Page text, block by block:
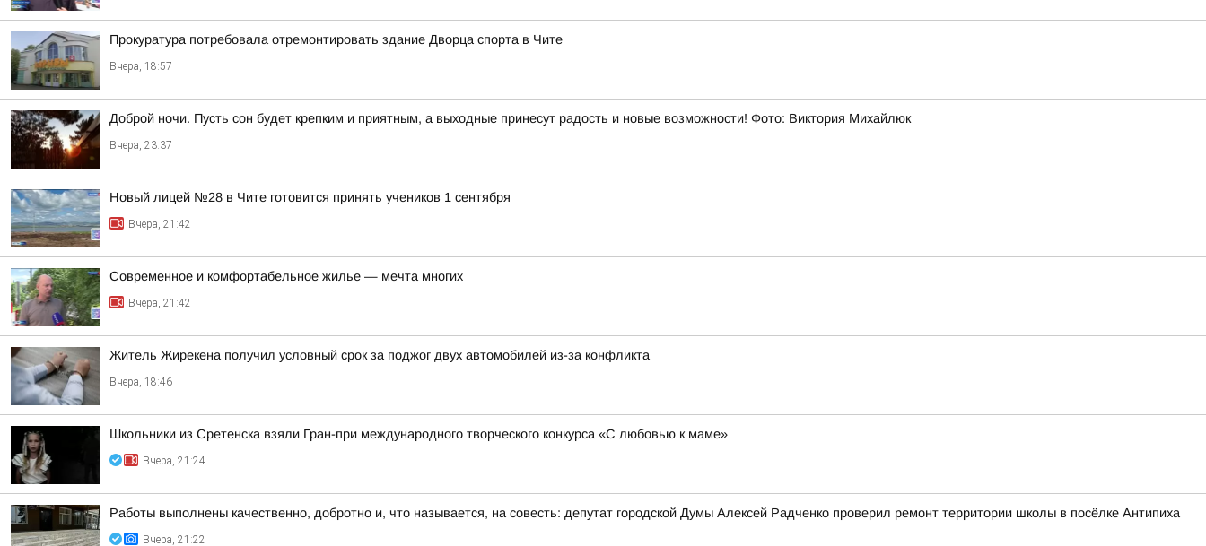
Прокуратура потребовала отремонтировать здание Дворца спорта в Чите
Вчера, 18:57
Доброй ночи. Пусть сон будет крепким и приятным, а выходные принесут радость и новые возможности! Фото: Виктория Михайлюк
Вчера, 23:37
Новый лицей №28 в Чите готовится принять учеников 1 сентября
Вчера, 21:42
Современное и комфортабельное жилье — мечта многих
Вчера, 21:42
Житель Жирекена получил условный срок за поджог двух автомобилей из-за конфликта
Вчера, 18:46
Школьники из Сретенска взяли Гран-при международного творческого конкурса «С любовью к маме»
Вчера, 21:24
Работы выполнены качественно, добротно и, что называется, на совесть: депутат городской Думы Алексей Радченко проверил ремонт территории школы в посёлке Антипиха
Вчера, 21:22